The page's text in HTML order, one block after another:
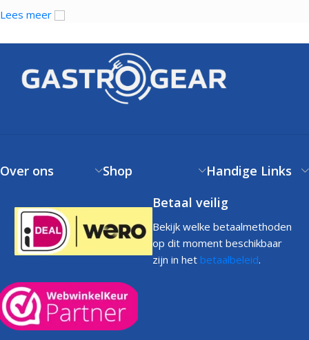
Lees meer
Over ons Shop
Handige Links
Betaal veilig
Bekijk welke betaalmethoden
op dit moment beschikbaar
zijn in het betaalbeleid.